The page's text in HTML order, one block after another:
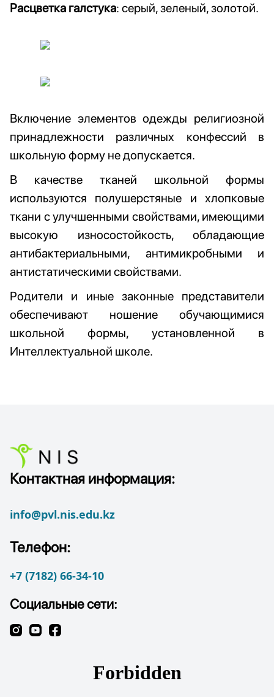
Расцветка галстука: серый, зеленый, золотой.
Включение элементов одежды религиозной
принадлежности различных конфессий в
школьную форму не допускается.
В качестве тканей школьной формы
используются полушерстяные и хлопковые
ткани с улучшенными свойствами, имеющими
высокую износостойкость, обладающие
антибактериальными, антимикробными и
антистатическими свойствами.
Родители и иные законные представители
обеспечивают ношение обучающимися
школьной формы, установленной в
Интеллектуальной школе.
Контактная информация:
info@pvl.nis.edu.kz
Телефон:
+7 (7182) 66-34-10
Социальные сети: